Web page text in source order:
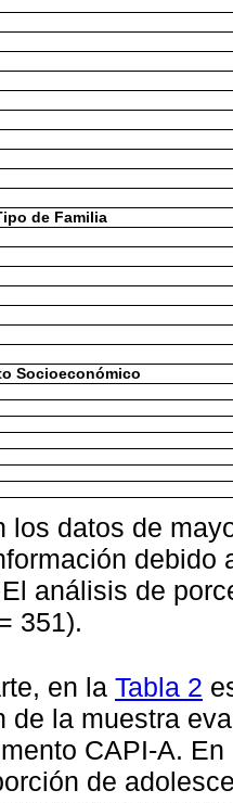
de Familia
Socioeconómico
los datos de
debido
análisis de
351).
en la Tabla 2
de la muestra
CAPI-A.
de